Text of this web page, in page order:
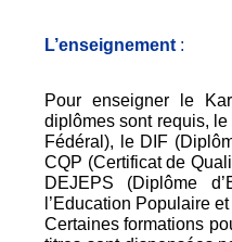
L’enseignement :
Pour enseigner le
diplômes sont requis,
Fédéral), le DIF
CQP (Certificat de
DEJEPS (Diplôme
l’Education Populaire
Certaines formations